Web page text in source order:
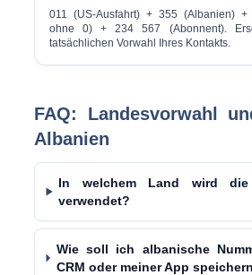
011 (US-Ausfahrt) + 355 (Albanien) +
ohne 0) + 234 567 (Abonnent).
tatsächlichen Vorwahl Ihres Kontakts.
FAQ: Landesvorwahl
Albanien
In welchem ​​Land wird die
verwendet?
Wie soll ich albanische
CRM oder meiner App